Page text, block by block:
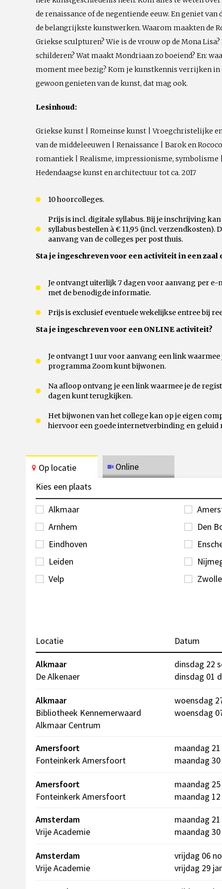
de renaissance of de negentiende eeuw. En geniet
de belangrijkste kunstwerken. Waarom maakten de
Griekse sculpturen? Wie is de vrouw op de Mona
schilderen? Wat maakt Mondriaan zo boeiend? En:
moment mee bezig? Kom je kunstkennis verrijken in
gewoon genieten van de kunst, dat mag ook.
Lesinhoud:
Griekse kunst | Romeinse kunst | Vroegchristelijke
van de middeleeuwen | Renaissance | Barok en
romantiek | Realisme, impressionisme, symbolisme
Hedendaagse kunst en architectuur tot ca. 2017
10 hoorcolleges.
Prijs is incl. digitale syllabus. Bij je inschrijving
syllabus bestellen à € 11,95 (incl. verzendkosten).
aanvang van de colleges per post thuis.
Sta je ingeschreven voor een activiteit in een zaal
Je ontvangt uiterlijk 7 dagen voor aanvang per e-
met de benodigde informatie.
Prijs is exclusief eventuele wekelijkse entree bij
Sta je ingeschreven voor een ONLINE activiteit?
Je ontvangt 1 uur voor aanvang een link waarmee
programma Zoom kunt bijwonen.
Na afloop ontvang je een link waarmee je de
dagen kunt terugkijken.
Het bijwonen van het college kan op je eigen
hiervoor een goede internetverbinding en geluid
Op locatie
Online
Kies een plaats
Alkmaar
Arnhem
Den
Eindhoven
Leiden
Velp
Zwolle
Locatie Datum
Alkmaar
De Alkenaer
dinsdag 22
dinsdag 01
Alkmaar
Bibliotheek Kennemerwaard
Alkmaar Centrum
woensdag
woensdag
Amersfoort
Fonteinkerk Amersfoort
maandag
maandag
Amersfoort
Fonteinkerk Amersfoort
maandag
maandag
Amsterdam
Vrije Academie
maandag
maandag
Amsterdam
Vrije Academie
vrijdag 06
vrijdag 29